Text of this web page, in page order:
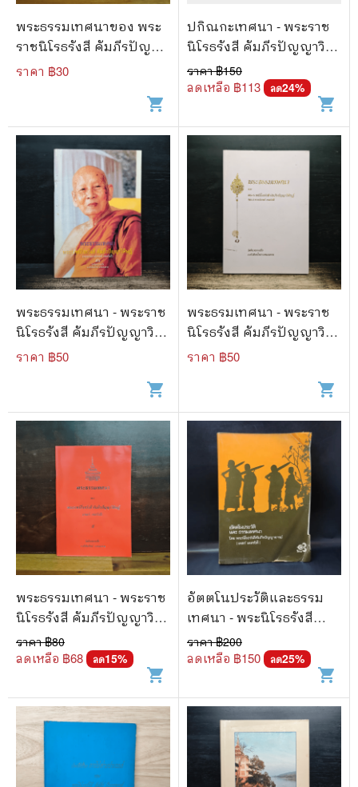
พระธรรมเทศนาของ พระ
ราชนิโรธรังสี คัมภีรปัญญา
วิศิษฏ์ (เทสก์ เทสรังสี)
ราคา ฿30
shopping_cart
ปกิณกะเทศนา - พระราช
นิโรธรังสี คัมภีรปัญญาวิ
ศิษฏ์ (เทสก์ เทสรังสี)
ราคา ฿150
ลดเหลือ ฿113 ลด24%
shopping_cart
พระธรรมเทศนา - พระราช
นิโรธรังสี คัมภีรปัญญาวิ
ศิษฏ์ (เทสรังสี)
ราคา ฿50
shopping_cart
พระธรมเทศนา - พระราช
นิโรธรังสี คัมภีรปัญญาวิ
ศิาฏ์ (เทสรังสี)
ราคา ฿50
shopping_cart
พระธรรมเทศนา - พระราช
นิโรธรังสี คัมภีรปัญญาวิ
ศิาฏ์ (เทสรังสี)
ราคา ฿80
ลดเหลือ ฿68 ลด15%
shopping_cart
อัตตโนประวัติและธรรม
เทศนา - พระนิโรธรังสี
คัมภีรปัญญาจารย์ (เทสก์
เทสรังสี)
ราคา ฿200
ลดเหลือ ฿150 ลด25%
shopping_cart